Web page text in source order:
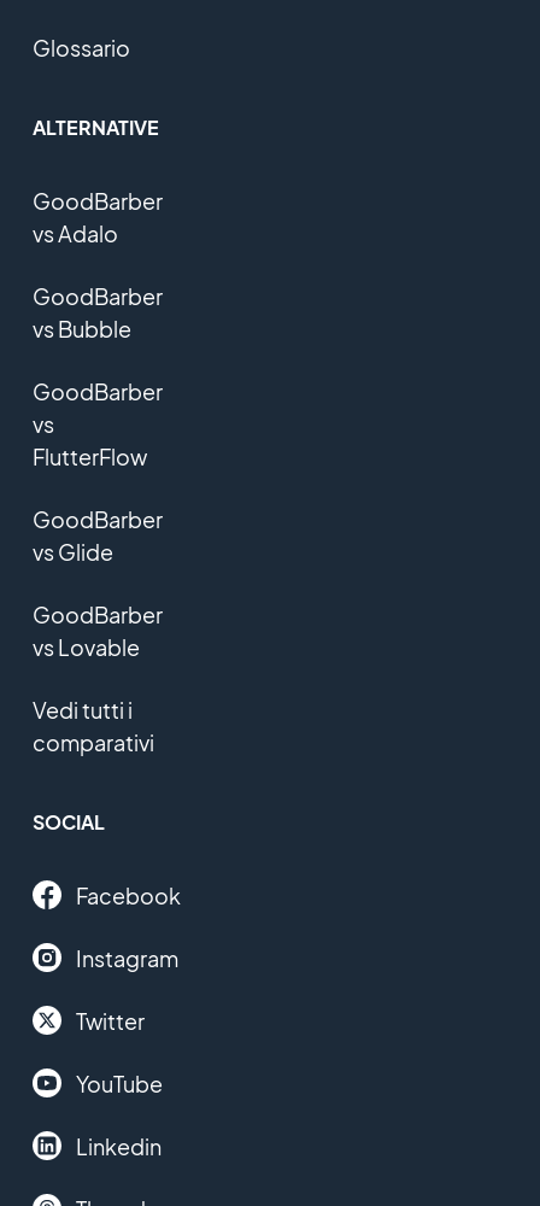
Glossario
ALTERNATIVE
GoodBarber
vs Adalo
GoodBarber
vs Bubble
GoodBarber
vs
FlutterFlow
GoodBarber
vs Glide
GoodBarber
vs Lovable
Vedi tutti i
comparativi
SOCIAL
Facebook
Instagram
Twitter
YouTube
Linkedin